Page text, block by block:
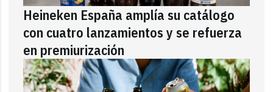
Heineken España amplía su catálogo
con cuatro lanzamientos y se refuerza
en premiurización